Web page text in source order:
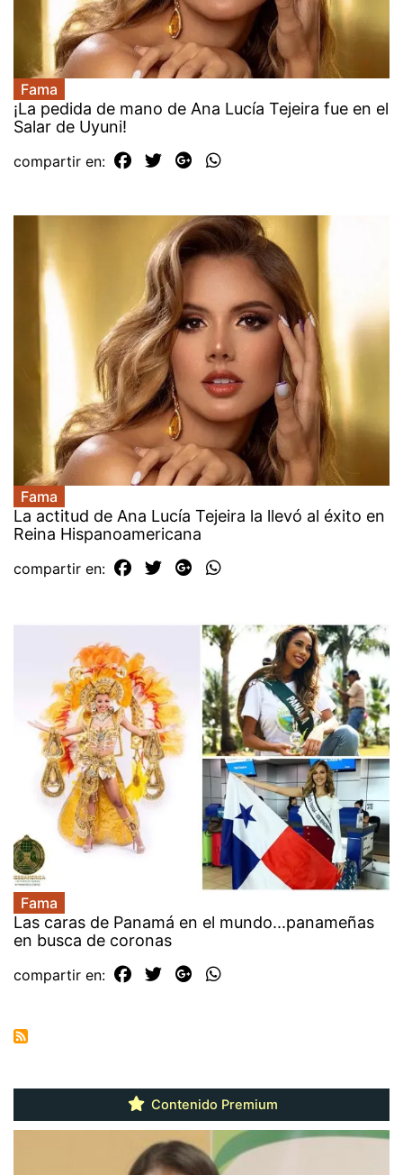
Fama
¡La pedida de mano de Ana Lucía Tejeira fue en el
Salar de Uyuni!
compartir en:
Fama
La actitud de Ana Lucía Tejeira la llevó al éxito en
Reina Hispanoamericana
compartir en:
Fama
Las caras de Panamá en el mundo...panameñas
en busca de coronas
compartir en:
Contenido Premium